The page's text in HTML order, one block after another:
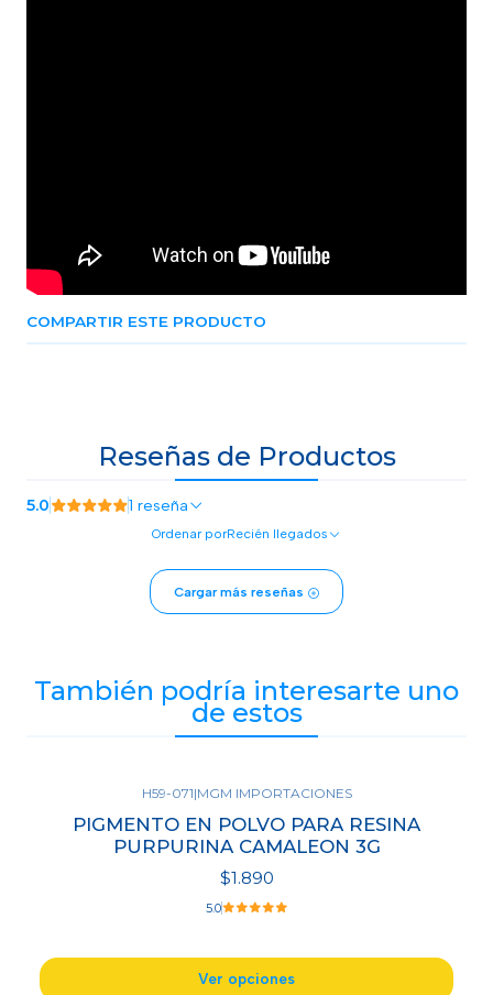
COMPARTIR ESTE PRODUCTO
Reseñas de Productos
5.0 1 reseña
Ordenar porRecién llegados
Cargar más reseñas
También podría interesarte uno
de estos
H59-071|MGM IMPORTACIONES
PIGMENTO EN POLVO PARA RESINA
PURPURINA CAMALEON 3G
$1.890
5.0
Ver opciones